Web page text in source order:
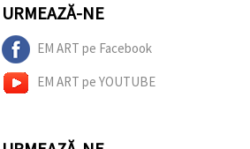
URMEAZĂ-NE
EM ART pe Facebook
EM ART pe YOUTUBE